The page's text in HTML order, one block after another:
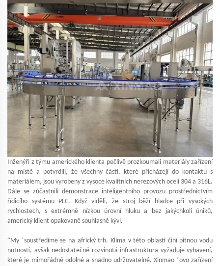
Inženýři z týmu amerického klienta pečlivě prozkoumali materiály zařízení
na místě a potvrdili, že všechny části, které přicházejí do kontaktu s
materiálem, jsou vyrobeny z vysoce kvalitních nerezových ocelí 304 a 316L.
Dále se zúčastnili demonstrace inteligentního provozu prostřednictvím
řídicího systému PLC. Když viděli, že stroj běží hladce při vysokých
rychlostech, s extrémně nízkou úrovní hluku a bez jakýchkoli úniků,
americký klient opakovaně souhlasně kývl.
“My ’soustředíme se na africký trh. Klima v této oblasti činí pitnou vodu
nutností, avšak nedostatečně rozvinutá infrastruktura vyžaduje vybavení,
které je mimořádně odolné a snadno udržovatelné. Xinmao ’ovo zařízení